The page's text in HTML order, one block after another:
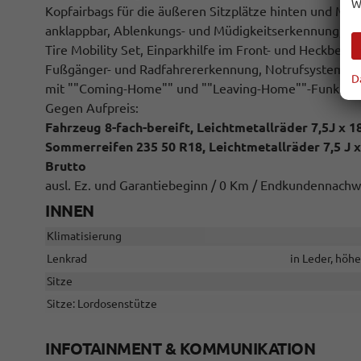
Kopfairbags für die äußeren Sitzplätze hinten und
anklappbar, Ablenkungs- und Müdigkeitserkennung,
Tire Mobility Set, Einparkhilfe im Front- und
Fußgänger- und Radfahrererkennung, Notrufsystem
mit ""Coming-Home"" und ""Leaving-Home""-
Gegen Aufpreis:
Fahrzeug 8-fach-bereift, Leichtmetallräder 7,5J x
Sommerreifen 235 50 R18, Leichtmetallräder 7,5
Brutto
ausl. Ez. und Garantiebeginn / 0 Km /
INNEN
Klimatisierung
Lenkrad
in Leder,
Sitze
Sitze: Lordosenstütze
INFOTAINMENT & KOMMUNIKATION